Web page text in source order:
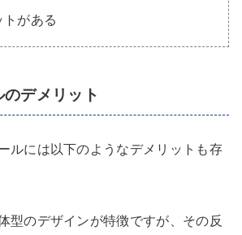
トがある
デメリット
ルには以下のようなデメリットも存
型のデザインが特徴ですが、その反